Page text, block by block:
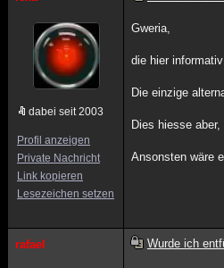
dabei seit 2003
Profil anzeigen
Private Nachricht
Link kopieren
Lesezeichen setzen
Gweria,
die hier
Die einzige
Dies hiesse
Ansonsten wäre
rafael Wurde ich